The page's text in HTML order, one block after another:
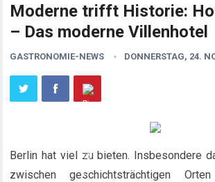
Moderne trifft Historie:
– Das moderne Villenhotel
GASTRONOMIE-NEWS DONNERSTAG, 24.
Berlin hat viel zu bieten. Insbesondere
zwischen geschichtsträchtigen